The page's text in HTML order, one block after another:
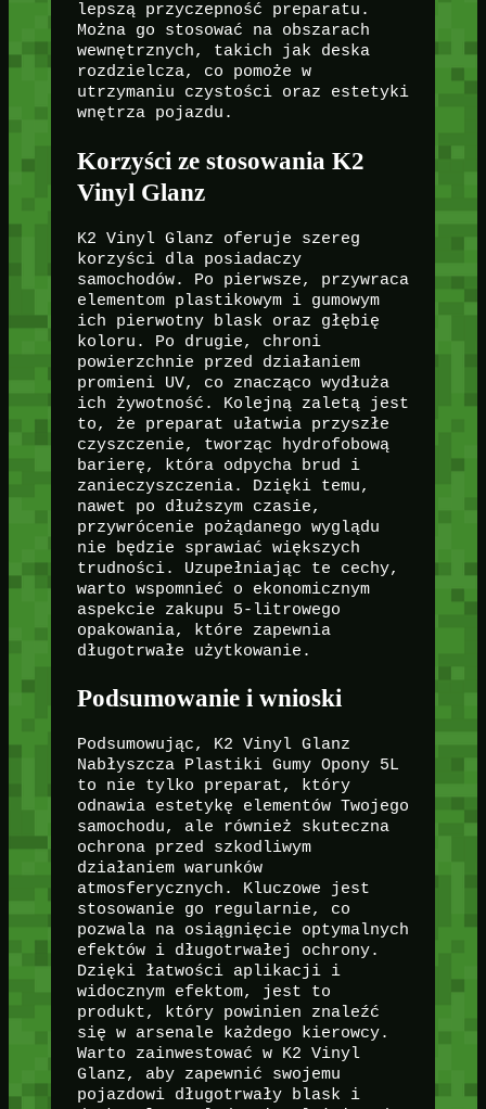
lepszą przyczepność preparatu.
Można go stosować na obszarach
wewnętrznych, takich jak deska
rozdzielcza, co pomoże w
utrzymaniu czystości oraz estetyki
wnętrza pojazdu.
Korzyści ze stosowania K2
Vinyl Glanz
K2 Vinyl Glanz oferuje szereg
korzyści dla posiadaczy
samochodów. Po pierwsze, przywraca
elementom plastikowym i gumowym
ich pierwotny blask oraz głębię
koloru. Po drugie, chroni
powierzchnie przed działaniem
promieni UV, co znacząco wydłuża
ich żywotność. Kolejną zaletą jest
to, że preparat ułatwia przyszłe
czyszczenie, tworząc hydrofobową
barierę, która odpycha brud i
zanieczyszczenia. Dzięki temu,
nawet po dłuższym czasie,
przywrócenie pożądanego wyglądu
nie będzie sprawiać większych
trudności. Uzupełniając te cechy,
warto wspomnieć o ekonomicznym
aspekcie zakupu 5-litrowego
opakowania, które zapewnia
długotrwałe użytkowanie.
Podsumowanie i wnioski
Podsumowując, K2 Vinyl Glanz
Nabłyszcza Plastiki Gumy Opony 5L
to nie tylko preparat, który
odnawia estetykę elementów Twojego
samochodu, ale również skuteczna
ochrona przed szkodliwym
działaniem warunków
atmosferycznych. Kluczowe jest
stosowanie go regularnie, co
pozwala na osiągnięcie optymalnych
efektów i długotrwałej ochrony.
Dzięki łatwości aplikacji i
widocznym efektom, jest to
produkt, który powinien znaleźć
się w arsenale każdego kierowcy.
Warto zainwestować w K2 Vinyl
Glanz, aby zapewnić swojemu
pojazdowi długotrwały blask i